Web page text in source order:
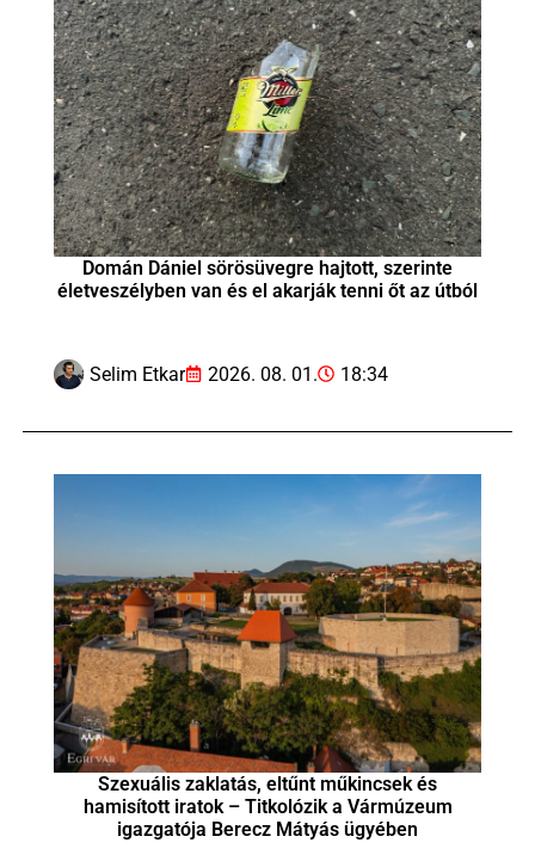
Domán Dániel sörösüvegre hajtott, szerinte
életveszélyben van és el akarják tenni őt az útból
Selim Etkar 2026. 08. 01. 18:34
Szexuális zaklatás, eltűnt műkincsek és
hamisított iratok – Titkolózik a Vármúzeum
igazgatója Berecz Mátyás ügyében